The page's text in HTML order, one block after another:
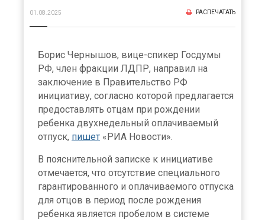
01.08.2025 РАСПЕЧАТАТЬ
Борис Чернышов, вице-спикер Госдумы
РФ, член фракции ЛДПР, направил на
заключение в Правительство РФ
инициативу, согласно которой предлагается
предоставлять отцам при рождении
ребенка двухнедельный оплачиваемый
отпуск, пишет «РИА Новости».
В пояснительной записке к инициативе
отмечается, что отсутствие специального
гарантированного и оплачиваемого отпуска
для отцов в период после рождения
ребенка является пробелом в системе